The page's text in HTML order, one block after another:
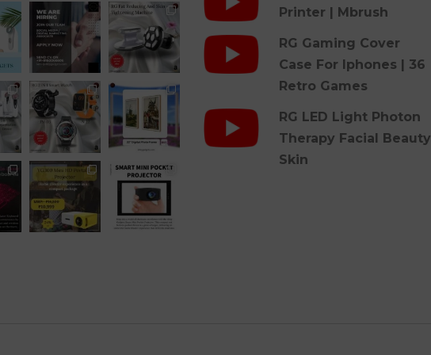
Printer | Mbrush
RG Gaming Cover
Case For Iphones | 36
Retro Games
RG LED Light Photon
Therapy Facial Beauty
Skin